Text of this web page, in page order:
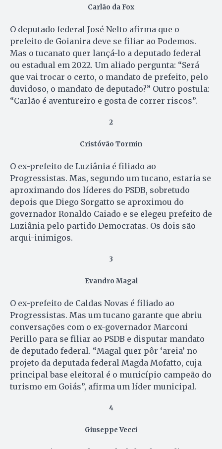
Carlão da Fox
O deputado federal José Nelto afirma que o
prefeito de Goianira deve se filiar ao Podemos.
Mas o tucanato quer lançá-lo a deputado federal
ou estadual em 2022. Um aliado pergunta: “Será
que vai trocar o certo, o mandato de prefeito, pelo
duvidoso, o mandato de deputado?” Outro postula:
“Carlão é aventureiro e gosta de correr riscos”.
2
Cristóvão Tormin
O ex-prefeito de Luziânia é filiado ao
Progressistas. Mas, segundo um tucano, estaria se
aproximando dos líderes do PSDB, sobretudo
depois que Diego Sorgatto se aproximou do
governador Ronaldo Caiado e se elegeu prefeito de
Luziânia pelo partido Democratas. Os dois são
arqui-inimigos.
3
Evandro Magal
O ex-prefeito de Caldas Novas é filiado ao
Progressistas. Mas um tucano garante que abriu
conversações com o ex-governador Marconi
Perillo para se filiar ao PSDB e disputar mandato
de deputado federal. “Magal quer pôr ‘areia’ no
projeto da deputada federal Magda Mofatto, cuja
principal base eleitoral é o município campeão do
turismo em Goiás”, afirma um líder municipal.
4
Giuseppe Vecci